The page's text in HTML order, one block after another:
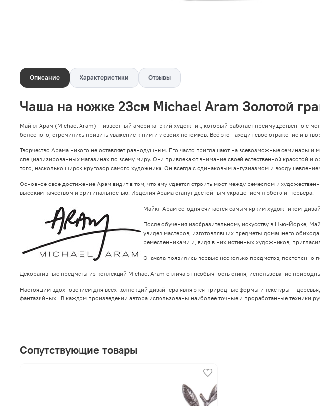
Описание Характеристики Отзывы
Чаша на ножке 23см Michael Aram Золотой
Майкл Арам (Michael Aram) – известный американский художник, который работает преимущественно с
более того, стремились привить уважение к ним и у своих потомков. Всё это находит свое отражение и в
Творчество Арама никого не оставляет равнодушным. Его часто приглашают на всевозможные
специализированных магазинах по всему миру. Они привлекают внимание своей естественной красотой
того, насколько широк кругозор самого художника. Он всегда с одинаковым энтузиазмом и
Основное свое достижение Арам видит в том, что ему удается строить мост между ремеслом и
высоким качеством и оригинальностью. Изделия Арама станут достойным украшением любого интерьера.
Майкл Арам сегодня считается самым ярким художником-
После обучения изобразительному искусству в Нью-Йорке,
увидел мастеров, изготовлявших предметы домашнего
ремесленниками и, видя в них истинных художников,
Сначала появились первые несколько предметов,
Декоративные предметы из коллекций Michael Aram отличают необычность стиля, использование
Настоящим вдохновением для всех коллекций дизайнера являются природные формы и текстуры —
фантазийных. В каждом произведении автора использованы наиболее точные и проработанные техники
Сопутствующие товары